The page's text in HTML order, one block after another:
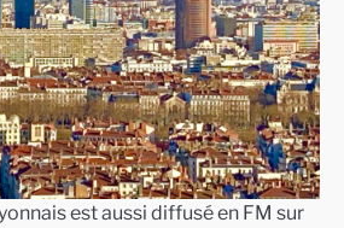
est aussi diffusé en FM sur